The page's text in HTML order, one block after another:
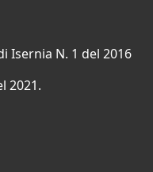
Isernia N. 1 del 2016
2021.